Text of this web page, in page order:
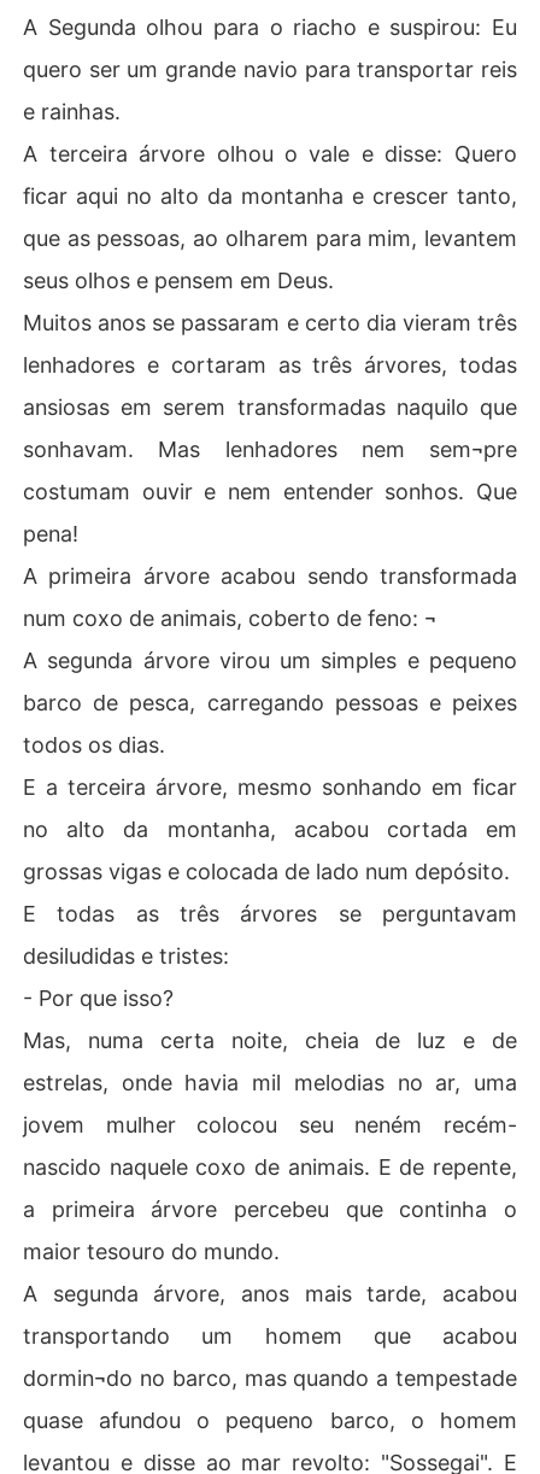
A Segunda olhou para o riacho e suspirou: Eu
quero ser um grande navio para transportar reis
e rainhas.
A terceira árvore olhou o vale e disse: Quero
ficar aqui no alto da montanha e crescer tanto,
que as pessoas, ao olharem para mim, levantem
seus olhos e pensem em Deus.
Muitos anos se passaram e certo dia vieram três
lenhadores e cortaram as três árvores, todas
ansiosas em serem transformadas naquilo que
sonhavam. Mas lenhadores nem sem¬pre
costumam ouvir e nem entender sonhos. Que
pena!
A primeira árvore acabou sendo transformada
num coxo de animais, coberto de feno: ¬
A segunda árvore virou um simples e pequeno
barco de pesca, carregando pessoas e peixes
todos os dias.
E a terceira árvore, mesmo sonhando em ficar
no alto da montanha, acabou cortada em
grossas vigas e colocada de lado num depósito.
E todas as três árvores se perguntavam
desiludidas e tristes:
- Por que isso?
Mas, numa certa noite, cheia de luz e de
estrelas, onde havia mil melodias no ar, uma
jovem mulher colocou seu neném recém-
nascido naquele coxo de animais. E de repente,
a primeira árvore percebeu que continha o
maior tesouro do mundo.
A segunda árvore, anos mais tarde, acabou
transportando um homem que acabou
dormin¬do no barco, mas quando a tempestade
quase afundou o pequeno barco, o homem
levantou e disse ao mar revolto: "Sossegai". E